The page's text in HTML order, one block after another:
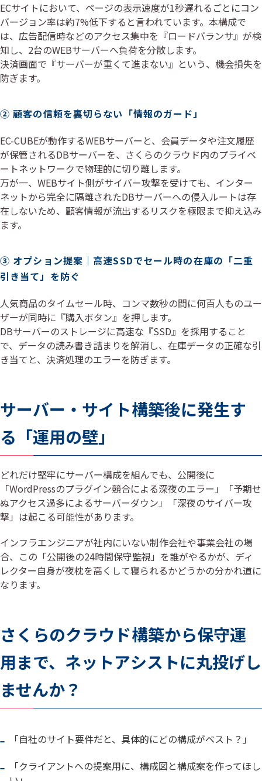
ECサイトにおいて、ページの表示速度が1秒遅れるごとにコン
バージョン率は約7%低下すると言われています。本構成で
は、広告配信時などのアクセス集中を『ロードバランサ』が検
知し、2台のWEBサーバーへ負荷を分散します。
決済画面で『サーバーが重くて進まない』という、機会損失を
防ぎます。
② 顧客の信頼を裏切らない「情報のガード」
EC-CUBEが動作するWEBサーバーと、会員データや注文履歴
が保管されるDBサーバーを、さくらのクラウド内のプライベ
ートネットワークで物理的に切り離します。
万が一、WEBサイト側がサイバー攻撃を受けても、インター
ネットから完全に隔離されたDBサーバーへの侵入ルートは存
在しないため、顧客情報が流出するリスクを極限まで抑え込み
ます。
③ オプション提案｜高速SSDでセール時の在庫の「二重
引き当て」を防ぐ
人気商品のタイムセール時、コンマ数秒の間に何百人ものユー
ザーが同時に『購入ボタン』を押します。
DBサーバーのストレージに高速な『SSD』を採用すること
で、データの読み書き詰まりを解消し、在庫データの正確な引
き当てと、決済処理のエラーを防ぎます。
サーバー・サイト構築後に発生す
る「運用の壁」
どれだけ堅牢にサーバー構成を組んでも、公開後に
「WordPressのプラグイン競合による深夜のエラー」「予期せ
ぬアクセス過多によるサーバーダウン」「深夜のサイバー攻
撃」は起こる可能性があります。
インフラエンジニアが社内にいない制作会社や事業会社の場
合、この「公開後の24時間保守監視」を誰がやるかが、ディ
レクター自身が夜枕を高くして寝られるかどうかの分かれ道に
なります。
さくらのクラウド構築から保守運
用まで、ネットアシストに丸投げし
ませんか？
「自社のサイト要件だと、具体的にどの構成がベスト？」
「クライアントへの提案用に、構成図と構成案を作ってほし